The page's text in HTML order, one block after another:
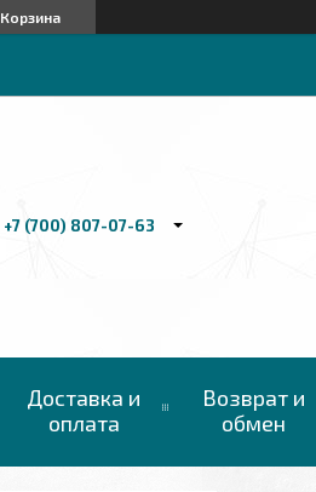
Корзина
+7 (700) 807-07-63
Доставка и
оплата
Возврат и
обмен